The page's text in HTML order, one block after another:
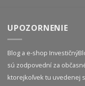
UPOZORNENIE
Blog a e-shop
sú zodpovední za
ktorejkoľvek tu uvedenej